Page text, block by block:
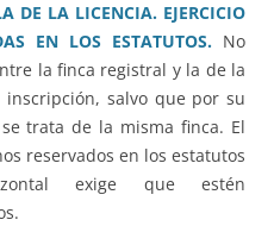
DE LA LICENCIA. EJERCICIO
EN LOS ESTATUTOS. No
la finca registral y la de la
salvo que por su
trata de la misma finca. El
reservados en los estatutos
exige que estén